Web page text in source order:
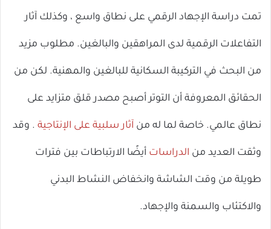
تمت دراسة الإجهاد الرقمي على نطاق واسع ، وكذلك آثار
التفاعلات الرقمية لدى المراهقين والبالغين. مطلوب مزيد
من البحث في التركيبة السكانية للبالغين والمهنية. لكن من
الحقائق المعروفة أن التوتر أصبح مصدر قلق متزايد على
نطاق عالمي. خاصة لما له من آثار سلبية على الإنتاجية . وقد
وثقت العديد من الدراسات أيضًا الارتباطات بين فترات
طويلة من وقت الشاشة وانخفاض النشاط البدني
والاكتئاب والسمنة والإجهاد.